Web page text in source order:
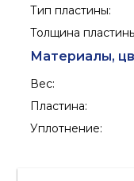
Тип пластины:
Толщина
Материалы,
Вес:
Пластина:
Уплотнение: